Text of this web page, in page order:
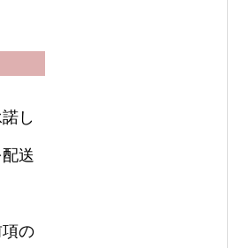
し
送
の